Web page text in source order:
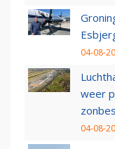
04-08-
weer
04-08-